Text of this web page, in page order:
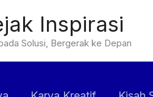
Inspirasi
Solusi, Bergerak ke Depan